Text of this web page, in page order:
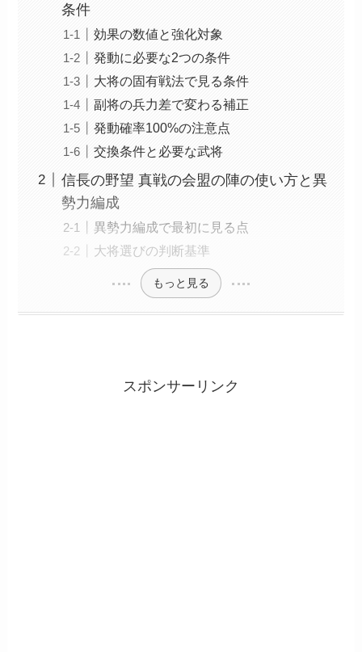
条件
効果の数値と強化対象
発動に必要な2つの条件
大将の固有戦法で見る条件
副将の兵力差で変わる補正
発動確率100%の注意点
交換条件と必要な武将
信長の野望 真戦の会盟の陣の使い方と異
勢力編成
異勢力編成で最初に見る点
大将選びの判断基準
もっと見る
スポンサーリンク